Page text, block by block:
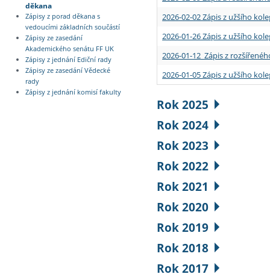
děkana
Zápisy z porad děkana s
vedoucími základních součástí
Zápisy ze zasedání
Akademického senátu FF UK
Zápisy z jednání Ediční rady
Zápisy ze zasedání Vědecké
rady
Zápisy z jednání komisí fakulty
2026-02-02 Zápis z užšího
2026-01-26 Zápis z užšího
2026-01-12 Zápis z
2026-01-05 Zápis z užšího
Rok 2025
Rok 2024
Rok 2023
Rok 2022
Rok 2021
Rok 2020
Rok 2019
Rok 2018
Rok 2017